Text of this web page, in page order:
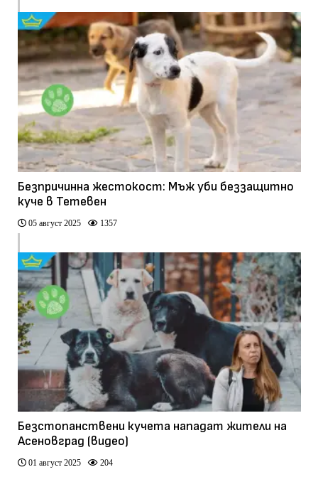
Безпричинна жестокост: Мъж уби беззащитно
куче в Тетевен
05 август 2025 1357
Безстопанствени кучета нападат жители на
Асеновград (видео)
01 август 2025 204